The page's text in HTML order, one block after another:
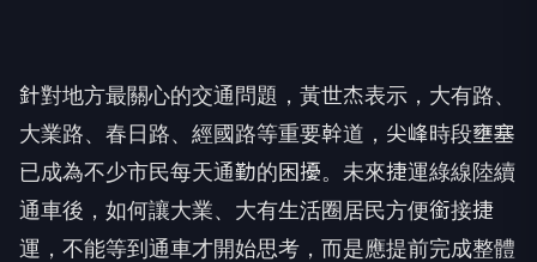
針對地方最關心的交通問題，黃世杰表示，大有路、
大業路、春日路、經國路等重要幹道，尖峰時段壅塞
已成為不少市民每天通勤的困擾。未來捷運綠線陸續
通車後，如何讓大業、大有生活圈居民方便銜接捷
運，不能等到通車才開始思考，而是應提前完成整體